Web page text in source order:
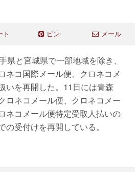
ト ピン メール
県と宮城県で一部地域を除き、
ネコ国際メール便、クロネコメ
いを再開した。11日には青森
ロネコメール便、クロネコメー
ネコメール便特定受取人払いの
受付けを再開している。